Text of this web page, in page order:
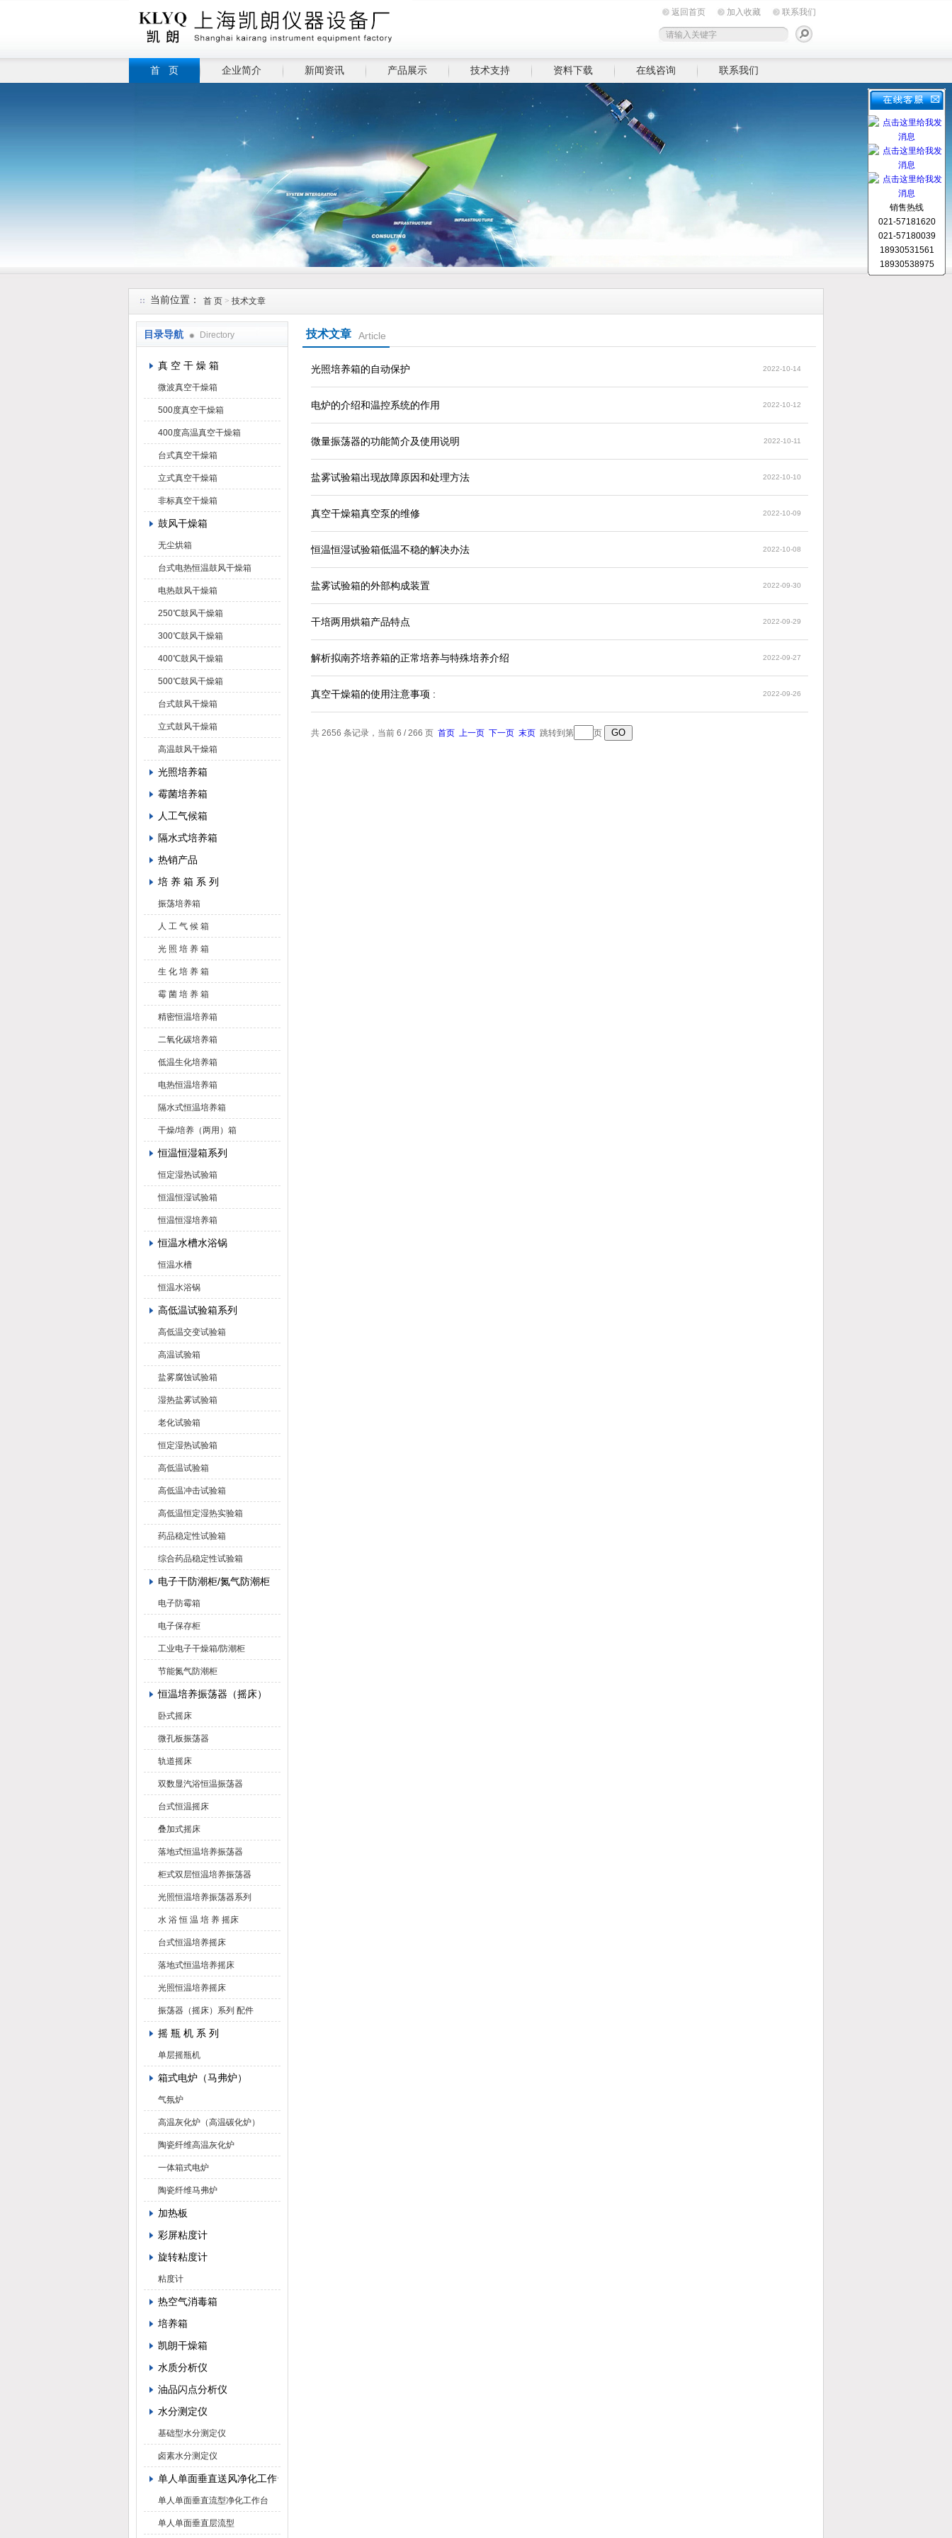
返回首页 加入收藏 联系我们
首 页 企业简介 新闻资讯 产品展示 技术支持 资料下载 在线咨询 联系我们
当前位置： 首 页 > 技术文章
目录导航 Directory
真 空 干 燥 箱
微波真空干燥箱
500度真空干燥箱
400度高温真空干燥箱
台式真空干燥箱
立式真空干燥箱
非标真空干燥箱
鼓风干燥箱
无尘烘箱
台式电热恒温鼓风干燥箱
电热鼓风干燥箱
250℃鼓风干燥箱
300℃鼓风干燥箱
400℃鼓风干燥箱
500℃鼓风干燥箱
台式鼓风干燥箱
立式鼓风干燥箱
高温鼓风干燥箱
光照培养箱
霉菌培养箱
人工气候箱
隔水式培养箱
热销产品
培 养 箱 系 列
振荡培养箱
人 工 气 候 箱
光 照 培 养 箱
生 化 培 养 箱
霉 菌 培 养 箱
精密恒温培养箱
二氧化碳培养箱
低温生化培养箱
电热恒温培养箱
隔水式恒温培养箱
干燥/培养（两用）箱
恒温恒湿箱系列
恒定湿热试验箱
恒温恒湿试验箱
恒温恒湿培养箱
恒温水槽水浴锅
恒温水槽
恒温水浴锅
高低温试验箱系列
高低温交变试验箱
高温试验箱
盐雾腐蚀试验箱
湿热盐雾试验箱
老化试验箱
恒定湿热试验箱
高低温试验箱
高低温冲击试验箱
高低温恒定湿热实验箱
药品稳定性试验箱
综合药品稳定性试验箱
电子干防潮柜/氮气防潮柜
电子防霉箱
电子保存柜
工业电子干燥箱/防潮柜
节能氮气防潮柜
恒温培养振荡器（摇床）
卧式摇床
微孔板振荡器
轨道摇床
双数显汽浴恒温振荡器
台式恒温摇床
叠加式摇床
落地式恒温培养振荡器
柜式双层恒温培养振荡器
光照恒温培养振荡器系列
水 浴 恒 温 培 养 摇床
台式恒温培养摇床
落地式恒温培养摇床
光照恒温培养摇床
振荡器（摇床）系列 配件
摇 瓶 机 系 列
单层摇瓶机
箱式电炉（马弗炉）
气氛炉
高温灰化炉（高温碳化炉）
陶瓷纤维高温灰化炉
一体箱式电炉
陶瓷纤维马弗炉
加热板
彩屏粘度计
旋转粘度计
粘度计
热空气消毒箱
培养箱
凯朗干燥箱
水质分析仪
油品闪点分析仪
水分测定仪
基础型水分测定仪
卤素水分测定仪
单人单面垂直送风净化工作台
单人单面垂直流型净化工作台
单人单面垂直层流型
技术文章 Article
光照培养箱的自动保护 2022-10-14
电炉的介绍和温控系统的作用 2022-10-12
微量振荡器的功能简介及使用说明 2022-10-11
盐雾试验箱出现故障原因和处理方法 2022-10-10
真空干燥箱真空泵的维修 2022-10-09
恒温恒湿试验箱低温不稳的解决办法 2022-10-08
盐雾试验箱的外部构成装​置 2022-09-30
干培两用烘箱产品特点 2022-09-29
解析拟南芥培养箱的正常培养与特殊培养介绍 2022-09-27
真空干燥箱的使用注意事项 : 2022-09-26
共 2656 条记录，当前 6 / 266 页 首页 上一页 下一页 末页跳转到第 页
销售热线
021-57181620
021-57180039
18930531561
18930538975